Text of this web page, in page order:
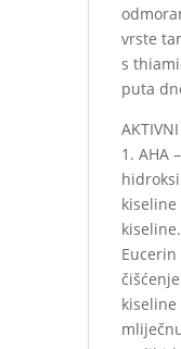
vrste
s
puta
AKTIVNI
1. AHA
kiseline